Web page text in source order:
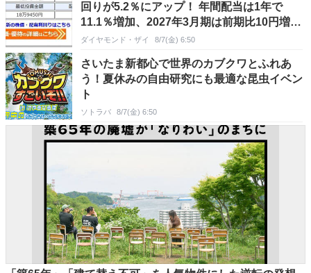
回りが5.2％にアップ！ 年間配当は1年で
11.1％増加、2027年3月期は前期比10円増の
「1株あたり100円」に！
ダイヤモンド・ザイ 8/7(金) 6:50
さいたま新都心で世界のカブクワとふれあ
う！夏休みの自由研究にも最適な昆虫イベン
ト
ソトラバ 8/7(金) 6:50